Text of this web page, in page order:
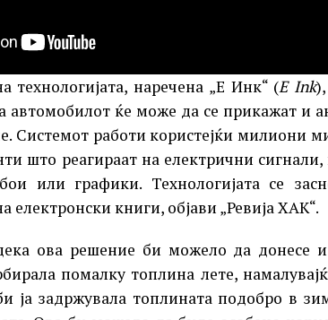
технологијата, наречена „Е Инк“ (E Ink
автомобилот ќе може да се прикажат
Системот работи користејќи милиони
што реагираат на електрични
или графики. Технологијата се
електронски книги, објави „Ревија ХАК“.
ова решение би можело да донесе
помалку топлина лете,
ја задржувала топлината подобро в